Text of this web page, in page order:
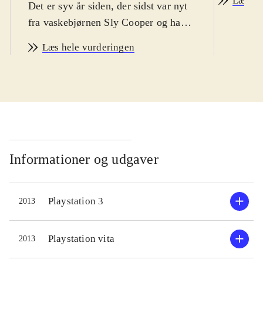
Det er syv år siden, der sidst var nyt
fra vaskebjørnen Sly Cooper og hans
ændringer i platformspillets
fungerer som tutorial, så man lærer
er det første gang man stifter
bekendtskab med Sly og hans venner,
indledes spillet med en opsummering
af historien i de forrige spil.
Sværhedsgraden er moderat, så de
fleste kan være med. Skildpadden
Bentley har opfundet en tidsmaskine
Læs hele vurderingen
Informationer og udgaver
2013 Playstation 3
2013 Playstation vita